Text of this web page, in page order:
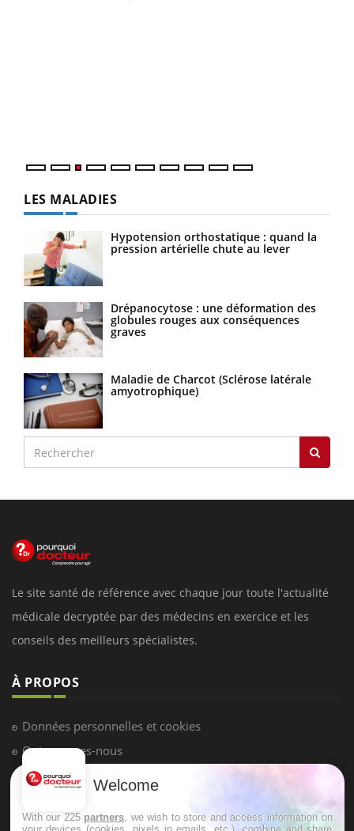
LES MALADIES
Hypotension orthostatique : quand la
pression artérielle chute au lever
Drépanocytose : une déformation des
globules rouges aux conséquences
graves
Maladie de Charcot (Sclérose latérale
amyotrophique)
Le site santé de référence avec chaque jour toute l'actualité
médicale decryptée par des médecins en exercice et les
conseils des meilleurs spécialistes.
À PROPOS
Données personnelles et cookies
Qui sommes-nous
Conditions d'utilisation
Mentions Légales
Welcome
With our 225 partners , we wish to store and access information on
your devices (cookies, pixels in emails, etc.), combine and share